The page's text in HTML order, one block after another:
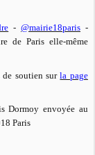
- @mairie18paris -
de Paris elle-même
de soutien surla page
Dormoy envoyée au
Paris